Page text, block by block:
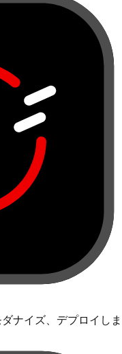
ナイズ、デプロイしま